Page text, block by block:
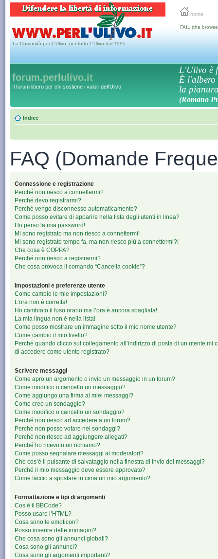
home
La Comunità per L'Ulivo, per tutto L'Ulivo dal 1995
FAIL (the
forum.perlulivo.it
Il forum libero per chi sostiene i valori dell'Ulivo
L'Ulivo è
È l'albero
la
(Romano
Indice
FAQ (Domande
Connessione e registrazione
Perché non riesco a connettermi?
Perché devo registrarmi?
Perché vengo disconnesso automaticamente?
Come posso evitare di apparire nella lista degli utenti in linea?
Ho perso la mia password!
Mi sono registrato ma non riesco a connettermi!
Mi sono registrato tempo fa, ma non riesco piú a connettermi?!
Che cosa è COPPA?
Perché non riesco a registrarmi?
Che cosa provoca il comando “Cancella cookie”?
Impostazioni e preferenze utente
Come cambio le mie impostazioni?
L’ora non è corretta!
Ho cambiato il fuso orario ma l’ora è ancora sbagliata!
La mia lingua non è nella lista!
Come posso mostrare un’immagine sotto il mio nome utente?
Come cambio il mio livello?
Perché quando clicco sul collegamento all’indirizzo di posta di un utente mi
di accedere come utente registrato?
Scrivere messaggi
Come apro un argomento o invio un messaggio in un forum?
Come modifico o cancello un messaggio?
Come aggiungo una firma ai miei messaggi?
Come creo un sondaggio?
Come modifico o cancello un sondaggio?
Perché non riesco ad accedere a un forum?
Perché non posso votare nei sondaggi?
Perché non riesco ad aggiungere allegati?
Perché ho ricevuto un richiamo?
Come posso segnalare messaggi ai moderatori?
Che cos’è il pulsante di salvataggio nella finestra di invio dei messaggi?
Perché il mio messaggio deve essere approvato?
Come faccio a spostare in cima un mio argomento?
Formattazione e tipi di argomenti
Cos’è il BBCode?
Posso usare l’HTML?
Cosa sono le emoticon?
Posso inserire delle immagini?
Che cosa sono gli annunci globali?
Cosa sono gli annunci?
Cosa sono gli argomenti importanti?